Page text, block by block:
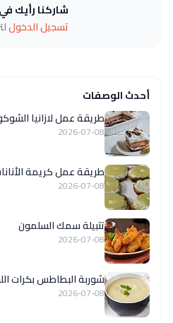
شاركنا رأيك
تسجيل الدخول
أحدث الوصفات
طريقة عمل لازانيا
2026-07-08
طريقة عمل كريمة
2026-07-08
تتبيلة سمك السلمون
2026-07-08
شوربة البطاطس بكرات
2026-07-08